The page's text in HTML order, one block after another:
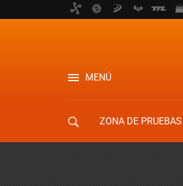
MENÚ
ZONA DE PRUEBAS